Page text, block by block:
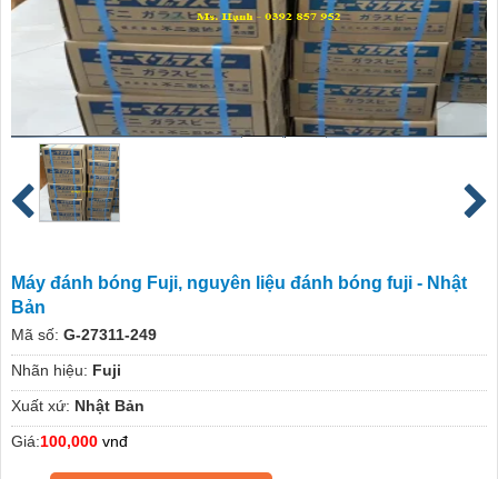
Máy đánh bóng Fuji, nguyên liệu đánh bóng fuji - Nhật
Bản
Mã số: G-27311-249
Nhãn hiệu: Fuji
Xuất xứ: Nhật Bản
Giá:100,000 vnđ